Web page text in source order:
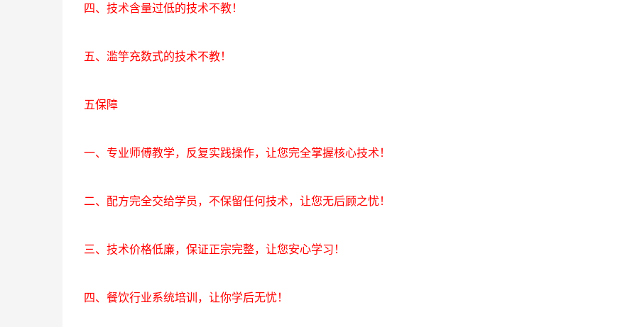
四、技术含量过低的技术不教！
五、滥竽充数式的技术不教！
五保障
一、专业师傅教学，反复实践操作，让您完全掌握核心技术！
二、配方完全交给学员，不保留任何技术，让您无后顾之忧！
三、技术价格低廉，保证正宗完整，让您安心学习！
四、餐饮行业系统培训，让你学后无忧！